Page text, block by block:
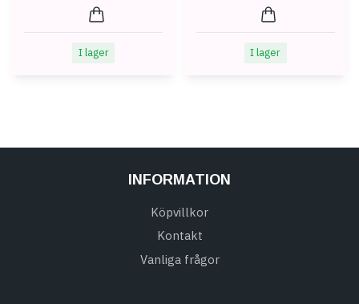
I lager I lager
INFORMATION
Köpvillkor
Kontakt
Vanliga frågor